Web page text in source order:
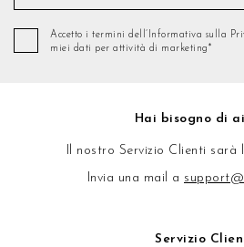
Accetto i termini dell’Informativa sulla
miei dati per attività di marketing*
Hai bisogno di
Il nostro Servizio Clienti sarà
Invia una mail a
Servizio